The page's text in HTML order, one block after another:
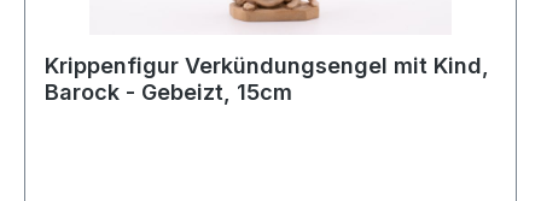
Krippenfigur Verkündungsengel mit Kind,
Barock - Gebeizt, 15cm